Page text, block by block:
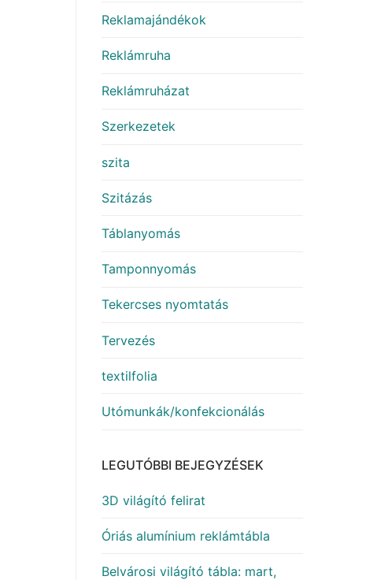
Reklamajándékok
Reklámruha
Reklámruházat
Szerkezetek
szita
Szitázás
Táblanyomás
Tamponnyomás
Tekercses nyomtatás
Tervezés
textilfolia
Utómunkák/konfekcionálás
LEGUTÓBBI BEJEGYZÉSEK
3D világító felirat
Óriás alumínium reklámtábla
Belvárosi világító tábla: mart,